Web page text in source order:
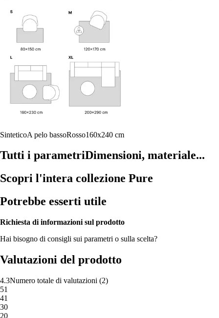
SinteticoA pelo bassoRosso160x240 cm
Tutti i parametriDimensioni, materiale...
Scopri l'intera collezione Pure
Potrebbe esserti utile
Richiesta di informazioni sul prodotto
Hai bisogno di consigli sui parametri o sulla scelta?
Valutazioni del prodotto
4.3Numero totale di valutazioni (2)
51
41
30
20